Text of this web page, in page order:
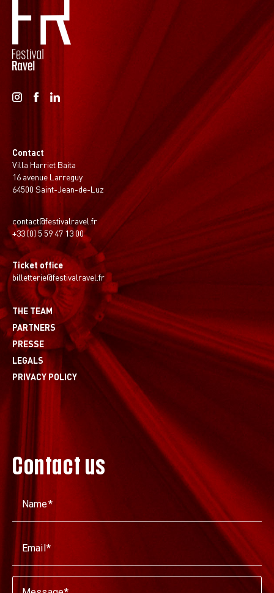
Contact
Villa Harriet Baita
16 avenue Larreguy
64500 Saint-Jean-de-Luz
contact@festivalravel.fr
+33 (0) 5 59 47 13 00
Ticket office
billetterie@festivalravel.fr
THE TEAM
PARTNERS
PRESSE
LEGALS
PRIVACY POLICY
Contact us
Name
Email